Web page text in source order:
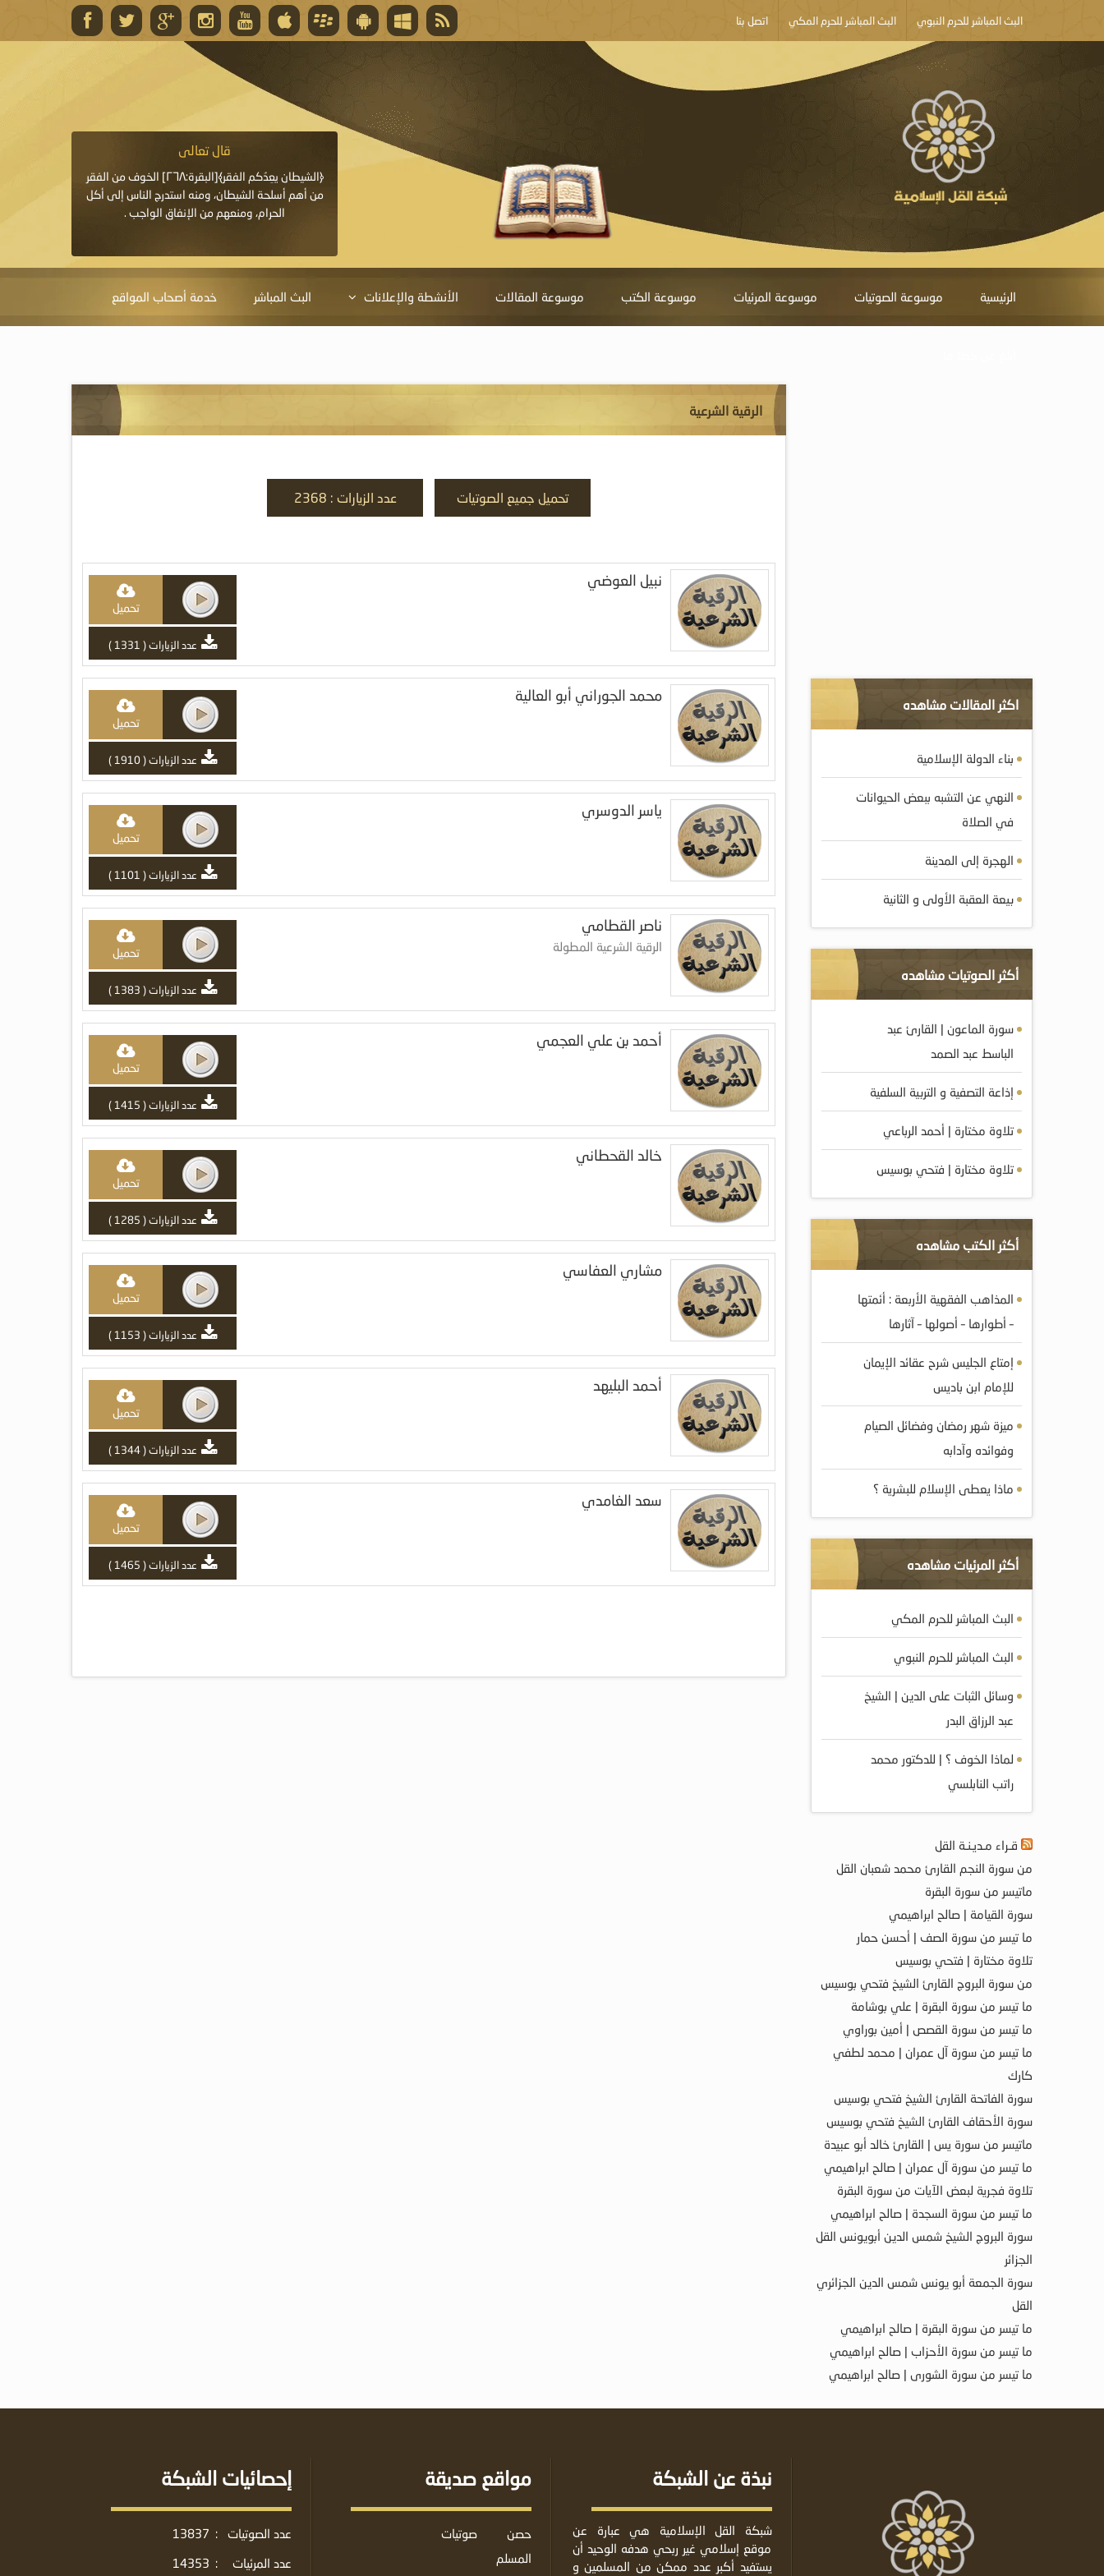
البث المباشر للحرم النبوي البث المباشر للحرم المكي اتصل بنا
قال تعالى
المغفرة لأنها أغلى جائزة، وهي مفتاح باب العطايا التي
قال تعالى
﴿الشيطان يعِدُكم الفقر﴾[البقرة:٢٦٨] الخوف من الفقر
من أهم أسلحة الشيطان، ومنه استدرج الناس إلى أكل
الحرام، ومنعهم من الإنفاق الواجب .
الرئيسية موسوعة الصوتيات موسوعة المرئيات موسوعة الكتب موسوعة المقالات الأنشطة والإعلانات البث المباشر خدمة أصحاب المواقع
الرقية الشرعية
تحميل جميع الصوتيات عدد الزيارات : 2368
نبيل العوضي
تحميل
عدد الزيارات ( 1331 )
محمد الجوراني أبو العالية
تحميل
عدد الزيارات ( 1910 )
ياسر الدوسري
تحميل
عدد الزيارات ( 1101 )
ناصر القطامي
الرقية الشرعية المطولة تحميل
عدد الزيارات ( 1383 )
أحمد بن علي العجمي
تحميل
عدد الزيارات ( 1415 )
خالد القحطاني
تحميل
عدد الزيارات ( 1285 )
مشاري العفاسي
تحميل
عدد الزيارات ( 1153 )
أحمد البليهد
تحميل
عدد الزيارات ( 1344 )
سعد الغامدي
تحميل
عدد الزيارات ( 1465 )
اكثر المقالات مشاهده
بناء الدولة الإسلامية
النهي عن التشبه ببعض الحيوانات
في الصلاة
الهجرة إلى المدينة
بيعة العقبة الأولى و الثانية
أكثر الصوتيات مشاهده
سورة الماعون | القارئ عبد
الباسط عبد الصمد
إذاعة التصفية و التربية السلفية
تلاوة مختارة | أحمد الرباعي
تلاوة مختارة | فتحي بوسيس
أكثر الكتب مشاهده
المذاهب الفقهية الأربعة : أئمتها
– أطوارها – أصولها – آثارها
إمتاع الجليس شرح عقائد الإيمان
للإمام ابن باديس
ميزة شهر رمضان وفضائل الصيام
وفوائده وآدابه
ماذا يعطى الإسلام للبشرية ؟
أكثر المرئيات مشاهده
البث المباشر للحرم المكي
البث المباشر للحرم النبوي
وسائل الثبات على الدين | الشيخ
عبد الرزاق البدر
لماذا الخوف ؟ | للدكتور محمد
راتب النابلسي
قـراء مـديـنـة القل
من سورة النجم القارئ محمد شعبان القل
ماتيسر من سورة البقرة
سورة القيامة | صالح ابراهيمي
ما تيسر من سورة الصف | أحسن حمار
تلاوة مختارة | فتحي بوسيس
من سورة البروج القارئ الشيخ فتحي بوسيس
ما تيسر من سورة البقرة | علي بوشامة
ما تيسر من سورة القصص | أمين بوراوي
ما تيسر من سورة آل عمران | محمد لطفي
كارك
سورة الفاتحة القارئ الشيخ فتحي بوسيس
سورة الأحقاف القارئ الشيخ فتحي بوسيس
ماتيسر من سورة يس | القارئ خالد أبو عبيدة
ما تيسر من سورة آل عمران | صالح ابراهيمي
تلاوة فجرية لبعض الآيات من سورة البقرة
ما تيسر من سورة السجدة | صالح ابراهيمي
سورة البروج الشيخ شمس الدين أبويونس القل
الجزائر
سورة الجمعة أبو يونس شمس الدين الجزائري
القل
ما تيسر من سورة البقرة | صالح ابراهيمي
ما تيسر من سورة الأحزاب | صالح ابراهيمي
ما تيسر من سورة الشورى | صالح ابراهيمي
نبذة عن الشبكة
شبكة القل الإسلامية هي عبارة عن
موقع إسلامي غير ربحي هدفه الوحيد أن
يستفيد أكبر عدد ممكن من المسلمين و
مواقع صديقة
حصن
المسلم
صوتيات
إحصائيات الشبكة
عدد الصوتيات :
13837
عدد المرئيات
:
14353